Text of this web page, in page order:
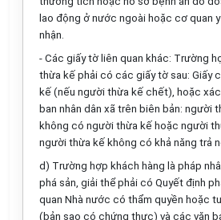
lao động ở nước ngoài hoặc cơ quan
nhận.
- Các giấy tờ liên quan khác: Trường
thừa kế phải có các giấy tờ sau: Giấy
kế (nếu người thừa kế chết), hoặc
ban nhân dân xã trên biên bản: người
không có người thừa kế hoặc người
người thừa kế không có khả năng trả
d) Trường hợp khách hàng là pháp
phá sản, giải thể phải có Quyết định
quan Nhà nước có thẩm quyền hoặc
(bản sao có chứng thực) và các văn